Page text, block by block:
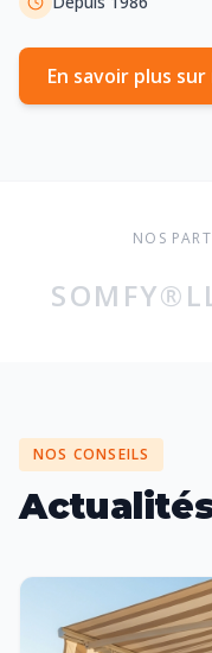
En savoir plus sur
NOS
SOMFY®
NOS CONSEILS